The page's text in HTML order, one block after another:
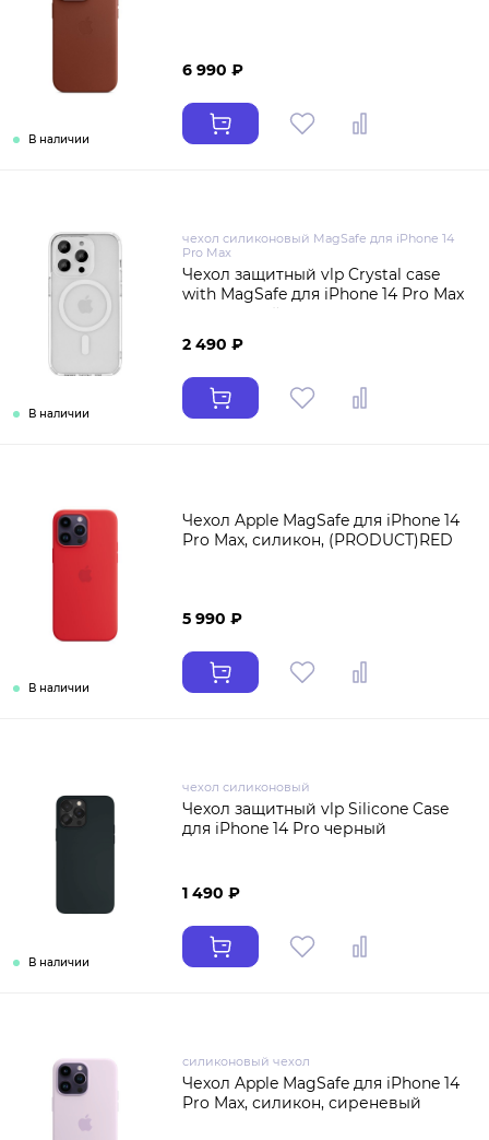
В наличии
6 990 ₽
В наличии
чехол силиконовый MagSafe для iPhone 14
Pro Max
Чехол защитный vlp Crystal case
with MagSafe для iPhone 14 Pro Max
прозрачный
2 490 ₽
В наличии
Чехол Apple MagSafe для iPhone 14
Pro Max, силикон, (PRODUCT)RED
5 990 ₽
В наличии
чехол силиконовый
Чехол защитный vlp Silicone Case
для iPhone 14 Pro черный
1 490 ₽
силиконовый чехол
Чехол Apple MagSafe для iPhone 14
Pro Max, силикон, сиреневый